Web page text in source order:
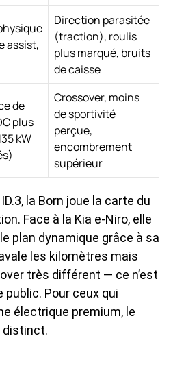
assist,
Direction parasitée
(traction), roulis
plus marqué, bruits
de caisse
de
plus
kW
Crossover, moins
de sportivité
perçue,
encombrement
supérieur
la Born joue la carte du
Face à la Kia e-Niro, elle
plan dynamique grâce à sa
avale les kilomètres mais
très différent — ce n’est
Pour ceux qui
électrique premium, le
distinct.